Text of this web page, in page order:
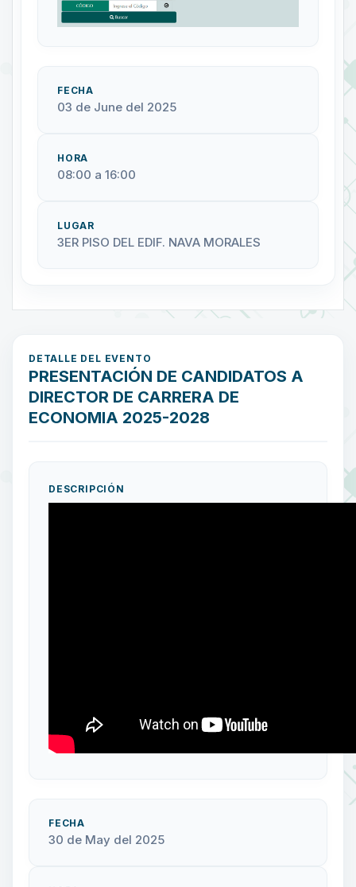
FECHA
03 de June del 2025
HORA
08:00 a 16:00
LUGAR
3ER PISO DEL EDIF. NAVA MORALES
DETALLE DEL EVENTO
PRESENTACIÓN DE CANDIDATOS A
DIRECTOR DE CARRERA DE
ECONOMIA 2025-2028
DESCRIPCIÓN
FECHA
30 de May del 2025